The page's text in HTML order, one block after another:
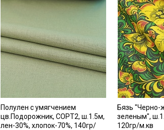
Полулен с умягчением
цв.Подорожник, СОРТ2, ш.1.5м,
лен-30%, хлопок-70%, 140гр/
Бязь "Черно-
зеленым",
120гр/м.кв